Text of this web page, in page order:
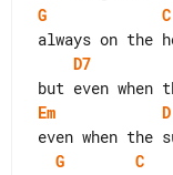
G
C
D7
Em
D
G
C